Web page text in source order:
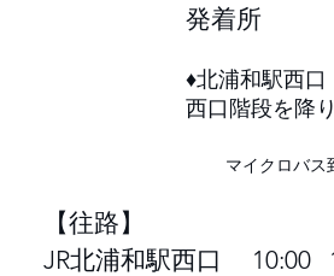
マイクロバス
発着所
♦北浦和駅西口
西口階段を降
【往路】
JR北浦和駅西口 10:00